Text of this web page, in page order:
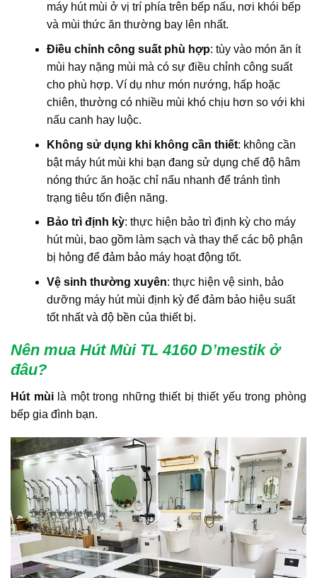
máy hút mùi ở vị trí phía trên bếp nấu, nơi khói bếp
và mùi thức ăn thường bay lên nhất.
Điều chỉnh công suất phù hợp: tùy vào món ăn ít
mùi hay nặng mùi mà có sự điều chỉnh công suất
cho phù hợp. Ví dụ như món nướng, hấp hoặc
chiên, thường có nhiều mùi khó chịu hơn so với khi
nấu canh hay luộc.
Không sử dụng khi không cần thiết: không cần
bật máy hút mùi khi bạn đang sử dụng chế độ hâm
nóng thức ăn hoặc chỉ nấu nhanh để tránh tình
trạng tiêu tốn điện năng.
Bảo trì định kỳ: thực hiện bảo trì định kỳ cho máy
hút mùi, bao gồm làm sạch và thay thế các bộ phận
bị hỏng để đảm bảo máy hoạt động tốt.
Vệ sinh thường xuyên: thực hiện vệ sinh, bảo
dưỡng máy hút mùi định kỳ để đảm bảo hiệu suất
tốt nhất và độ bền của thiết bị.
Nên mua Hút Mùi TL 4160 D’mestikở
đâu?
Hút mùilà một trong những thiết bị thiết yếu trong phòng
bếp gia đình bạn.